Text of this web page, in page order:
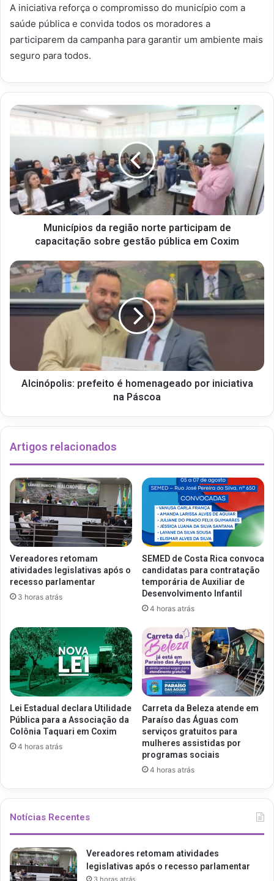
A iniciativa reforça o compromisso do município com a
saúde pública e convida todos os moradores a
participarem da campanha para garantir um ambiente mais
seguro para todos.
Municípios da região norte participam de
capacitação sobre gestão pública em Coxim
Alcinópolis: prefeito é homenageado por iniciativa
na Páscoa
Artigos relacionados
Vereadores retomam
atividades legislativas após o
recesso parlamentar
3 horas atrás
SEMED de Costa Rica convoca
candidatas para contratação
temporária de Auxiliar de
Desenvolvimento Infantil
4 horas atrás
Lei Estadual declara Utilidade
Pública para a Associação da
Colônia Taquari em Coxim
4 horas atrás
Carreta da Beleza atende em
Paraíso das Águas com
serviços gratuitos para
mulheres assistidas por
programas sociais
4 horas atrás
Notícias Recentes
Vereadores retomam atividades
legislativas após o recesso parlamentar
3 horas atrás